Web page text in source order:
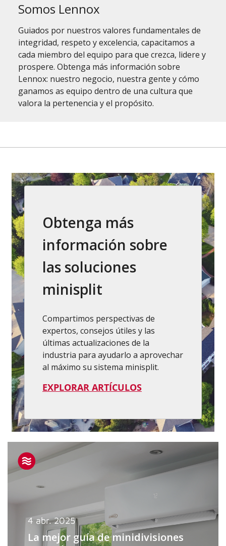
Somos Lennox
Guiados por nuestros valores fundamentales de
integridad, respeto y excelencia, capacitamos a
cada miembro del equipo para que crezca, lidere y
prospere. Obtenga más información sobre
Lennox: nuestro negocio, nuestra gente y cómo
ganamos as equipo dentro de una cultura que
valora la pertenencia y el propósito.
Obtenga más
información sobre
las soluciones
minisplit
Compartimos perspectivas de
expertos, consejos útiles y las
últimas actualizaciones de la
industria para ayudarlo a aprovechar
al máximo su sistema minisplit.
EXPLORAR ARTÍCULOS
4 abr. 2025
La mejor guía de minidivisiones